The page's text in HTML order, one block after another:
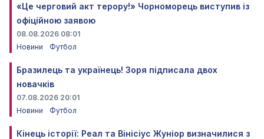
«Це черговий акт терору!» Чорноморець виступив із
офіційною заявою
08.08.2026 08:01
Новини
Футбол
Бразилець та українець! Зоря підписала двох
новачків
07.08.2026 20:01
Новини
Футбол
Кінець історії: Реал та Вінісіус Жуніор визначилися з